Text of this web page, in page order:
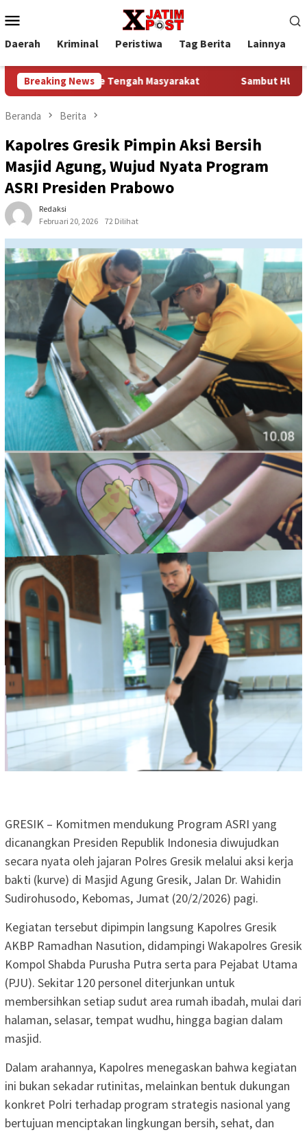
ke
kontenMobile
Daerah Kriminal Peristiwa Tag Berita Lainnya
Breaking News
ke Tengah Masyarakat Sambut HUT Ke-81
Beranda Berita
Kapolres Gresik Pimpin Aksi Bersih
Masjid Agung, Wujud Nyata Program
ASRI Presiden Prabowo
Redaksi
Februari 20, 2026
72 Dilihat
GRESIK – Komitmen mendukung Program ASRI yang
dicanangkan Presiden Republik Indonesia diwujudkan
secara nyata oleh jajaran Polres Gresik melalui aksi kerja
bakti (kurve) di Masjid Agung Gresik, Jalan Dr. Wahidin
Sudirohusodo, Kebomas, Jumat (20/2/2026) pagi.
Kegiatan tersebut dipimpin langsung Kapolres Gresik
AKBP Ramadhan Nasution, didampingi Wakapolres Gresik
Kompol Shabda Purusha Putra serta para Pejabat Utama
(PJU). Sekitar 120 personel diterjunkan untuk
membersihkan setiap sudut area rumah ibadah, mulai dari
halaman, selasar, tempat wudhu, hingga bagian dalam
masjid.
Dalam arahannya, Kapolres menegaskan bahwa kegiatan
ini bukan sekadar rutinitas, melainkan bentuk dukungan
konkret Polri terhadap program strategis nasional yang
bertujuan menciptakan lingkungan bersih, sehat, dan